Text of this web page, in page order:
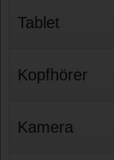
Tablet
Kopfhörer
Kamera